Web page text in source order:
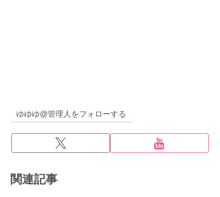
ゆゆゆ@管理人をフォローする
関連記事